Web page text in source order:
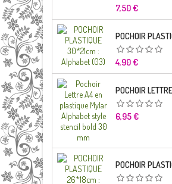
Prix
7,50 €
Prix
4,90 €
Prix
6,95 €